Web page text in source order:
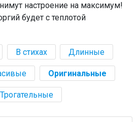
настроение на максимум!
будет с теплотой
В стихах Длинные
Оригинальные
Трогательные